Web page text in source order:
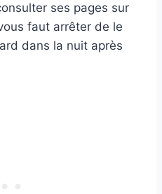
ses pages sur
faut arrêter de le
dans la nuit après